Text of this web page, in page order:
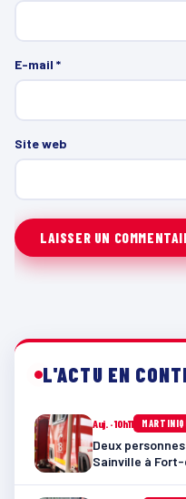
E-mail *
Site web
L'ACTU EN
Auj. · 10h11
Deux
Sainville à